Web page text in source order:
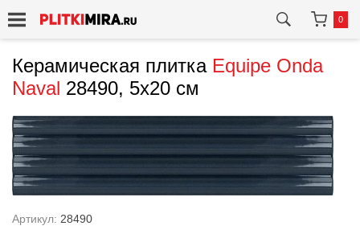
0
Керамическая плитка Equipe Onda
Naval 28490, 5x20 см
Артикул: 28490